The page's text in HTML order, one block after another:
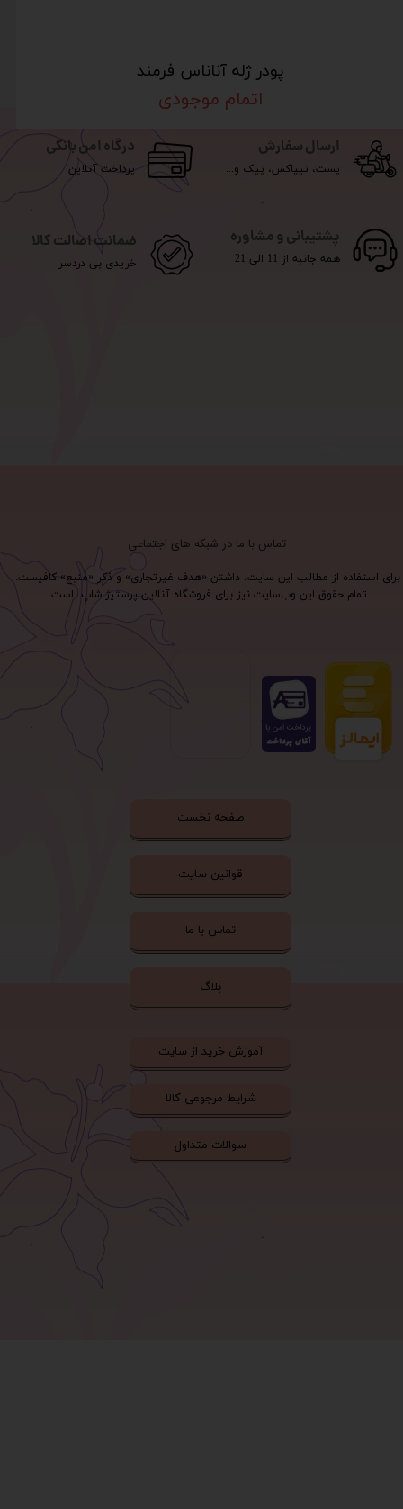
پودر ژله آناناس فرمند
اتمام موجودی
برای استفاده از مطالب این سایت، داشتن «هدف غیرتجاری» و ذکر «منبع» کافیست.
تمام حقوق اين وب‌سايت نیز برای فروشگاه آنلاین پرستیژ شاپ است.
ارسال سفارش
پست، تیپاکس، پیک و...
درگاه امن بانکی
پرداخت آنلاین
پشتیبانی و مشاوره
همه جانبه از 11 الی 21
ضمانت اصالت کالا
خریدی بی دردسر
تماس با ما در شبکه های اجتماعی
صفحه نخست
قوانین سایت
تماس با ما
بلاگ
آموزش خرید از سایت
شرایط مرجوعی کالا
سوالات متداول